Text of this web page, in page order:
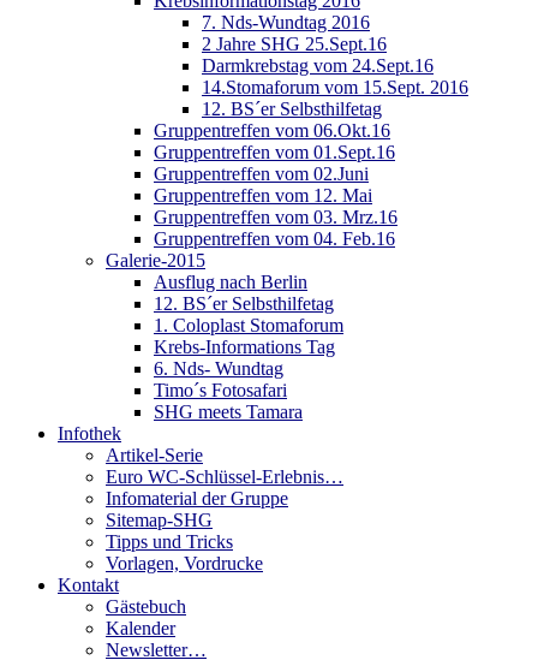
7. Nds-Wundtag 2016
2 Jahre SHG 25.Sept.16
Darmkrebstag vom 24.Sept.16
14.Stomaforum vom 15.Sept. 2016
12. BS´er Selbsthilfetag
Gruppentreffen vom 06.Okt.16
Gruppentreffen vom 01.Sept.16
Gruppentreffen vom 02.Juni
Gruppentreffen vom 12. Mai
Gruppentreffen vom 03. Mrz.16
Gruppentreffen vom 04. Feb.16
Galerie-2015
Ausflug nach Berlin
12. BS´er Selbsthilfetag
1. Coloplast Stomaforum
Krebs-Informations Tag
6. Nds- Wundtag
Timo´s Fotosafari
SHG meets Tamara
Infothek
Artikel-Serie
Euro WC-Schlüssel-Erlebnis…
Infomaterial der Gruppe
Sitemap-SHG
Tipps und Tricks
Vorlagen, Vordrucke
Kontakt
Gästebuch
Kalender
Newsletter…